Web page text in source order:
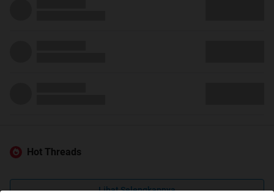
Hot Threads
Lihat Selengkapnya